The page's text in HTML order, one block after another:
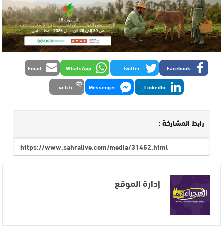
Facebook
Twitter
WhatsApp
Email
LinkedIn
Messenger طباعة
رابط المشاركة :
إدارة الموقع